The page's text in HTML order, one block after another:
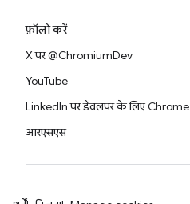
फ़ॉलो करें
X पर @ChromiumDev
YouTube
LinkedIn पर डेवलपर के लिए Chrome
आरएसएस